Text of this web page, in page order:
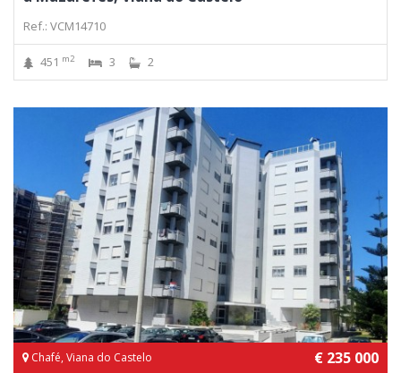
Ref.: VCM14710
451 m2 3 2
Chafé, Viana do Castelo € 235 000